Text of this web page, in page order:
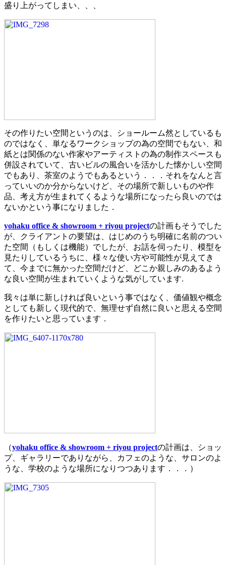
盛り上がってしまい、、、
その作りたい空間というのは、ショールーム然としているも
のではなく、単なるワークショップの為の空間でもない、和
紙とは関係のない作家やアーティストの為の制作スペースも
併設されていて、古いビルの風合いを活かした懐かしい空間
でもあり、茶室のようでもあるという．．．それをなんと言
っていいのか分からないけど、その場所で新しいものや作
品、考え方が生まれてくるような場所になったら良いのでは
ないかという事になりました．
yohaku office & showroom + riyou projectの計画もそうでした
が、クライアントの要望は、はじめのうち明確に名前のつい
た空間（もしくは機能）でしたが、お話を伺ったり、模型を
見たりしているうちに、様々な使い方や可能性が見えてき
て、今までに無かった空間だけど、どこか親しみのあるよう
な良い空間が生まれていくような気がしています.
我々は単に新しければ良いという事ではなく、価値観や概念
としても新しく現代的で、無理せず自然に良いと思える空間
を作りたいと思っています．
（yohaku office & showroom + riyou projectの計画は、ショッ
プ、ギャラリーでありながら、カフェのような、サロンのよ
うな、学校のような場所になりつつあります．．．）